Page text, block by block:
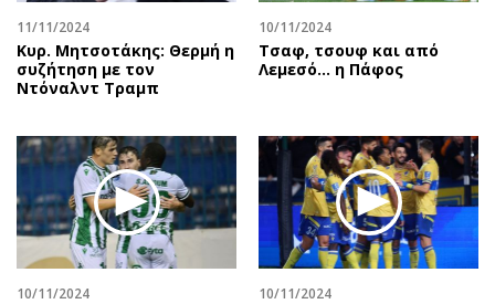
11/11/2024
Κυρ. Μητσοτάκης: Θερμή η
συζήτηση με τον
Ντόναλντ Τραμπ
10/11/2024
Τσαφ, τσουφ και από
Λεμεσό... η Πάφος
10/11/2024 10/11/2024